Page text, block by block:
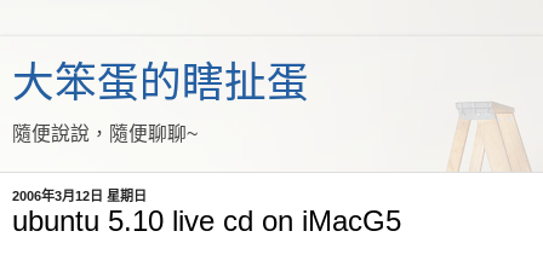
大笨蛋的瞎扯蛋
隨便說說，隨便聊聊~
2006年3月12日 星期日
ubuntu 5.10 live cd on iMacG5